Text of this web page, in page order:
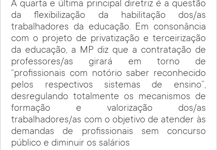
A quarta e última principal diretriz é a questão
da flexibilização da habilitação dos/as
trabalhadores da educação. Em consonância
com o projeto de privatização e terceirização
da educação, a MP diz que a contratação de
professores/as girará em torno de
“profissionais com notório saber reconhecido
pelos respectivos sistemas de ensino”,
desregulando totalmente os mecanismos de
formação e valorização dos/as
trabalhadores/as com o objetivo de atender às
demandas de profissionais sem concurso
público e diminuir os salários